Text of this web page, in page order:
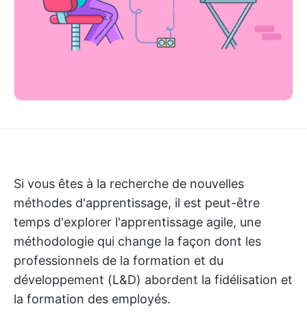
Si vous êtes à la recherche de nouvelles
méthodes d'apprentissage, il est peut-être
temps d'explorer l'apprentissage agile, une
méthodologie qui change la façon dont les
professionnels de la formation et du
développement (L&D) abordent la fidélisation et
la formation des employés.